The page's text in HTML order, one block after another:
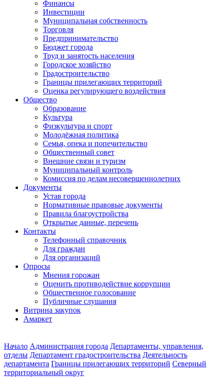
Финансы
Инвестиции
Муниципальная собственность
Торговля
Предпринимательство
Бюджет города
Труд и занятость населения
Городское хозяйство
Градостроительство
Границы прилегающих территорий
Оценка регулирующего воздействия
Общество
Образование
Культура
Физкультура и спорт
Молодёжная политика
Семья, опека и попечительство
Общественный совет
Внешние связи и туризм
Муниципальный контроль
Комиссия по делам несовершеннолетних
Документы
Устав города
Нормативные правовые документы
Правила благоустройства
Открытые данные, перечень
Контакты
Телефонный справочник
Для граждан
Для организаций
Опросы
Мнения горожан
Оценить противодействие коррупции
Общественное голосование
Публичные слушания
Витрина закупок
Амаркет
Начало Администрация города Департаменты, управления,
отделы Департамент градостроительства Деятельность
департамента Границы прилегающих территорий Северный
территориальный округ